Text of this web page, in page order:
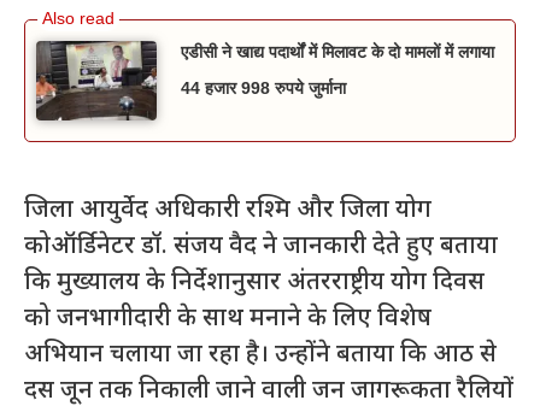
एडीसी ने खाद्य पदार्थों में मिलावट के दो मामलों में लगाया
44 हजार 998 रुपये जुर्माना
जिला आयुर्वेद अधिकारी रश्मि और जिला योग
कोऑर्डिनेटर डॉ. संजय वैद ने जानकारी देते हुए बताया
कि मुख्यालय के निर्देशानुसार अंतरराष्ट्रीय योग दिवस
को जनभागीदारी के साथ मनाने के लिए विशेष
अभियान चलाया जा रहा है। उन्होंने बताया कि आठ से
दस जून तक निकाली जाने वाली जन जागरूकता रैलियों